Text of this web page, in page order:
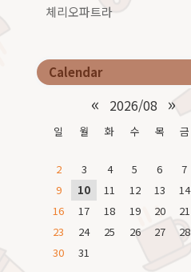
체리오파트라
Calendar
« 2026/08 »
일 월 화 수 목 금
2
3 4 5 6 7
9
10 11 12 13 14
16
17 18 19 20 21
23
24 25 26 27 28
30
31